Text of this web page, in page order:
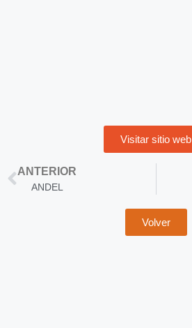
Visitar sitio web
ANTERIOR
ANDEL
Volver